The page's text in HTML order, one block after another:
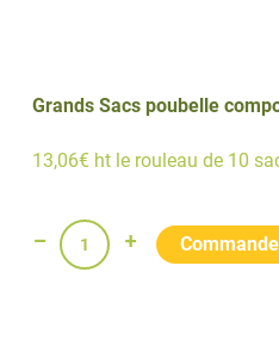
Grands Sacs poubelle
13,06€ ht le rouleau de 10
quantité